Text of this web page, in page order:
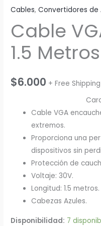
Cables,Convertidores de
Cable
1.5 Metros
$6.000 + Free Shipping
Cable VGA
extremos.
Proporciona una
dispositivos sin
Protección de
Voltaje: 30V.
Longitud: 1.5 metros.
Cabezas Azules.
Disponibilidad: 7